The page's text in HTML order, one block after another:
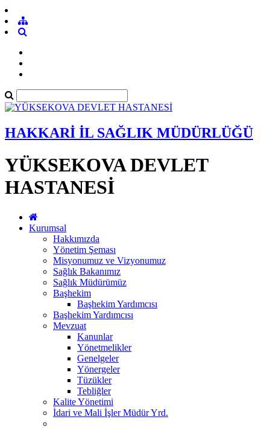
HAKKARİ İL SAĞLIK MÜDÜRLÜĞÜ
YÜKSEKOVA DEVLET
HASTANESİ
Kurumsal
Hakkımızda
Yönetim Şeması
Misyonumuz ve Vizyonumuz
Sağlık Bakanımız
Sağlık Müdürümüz
Başhekim
Başhekim Yardımcısı
Başhekim Yardımcısı
Mevzuat
Kanunlar
Yönetmelikler
Genelgeler
Yönergeler
Tüzükler
Tebliğler
Kalite Yönetimi
İdari ve Mali İşler Müdür Yrd.